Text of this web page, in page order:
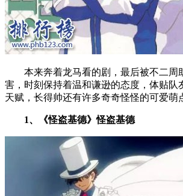
本来奔着龙马看的剧，最后被不二周
害，时刻保持着温和谦逊的态度，体贴队
天赋，长得帅还有许多奇奇怪怪的可爱萌
1、《怪盗基德》怪盗基德